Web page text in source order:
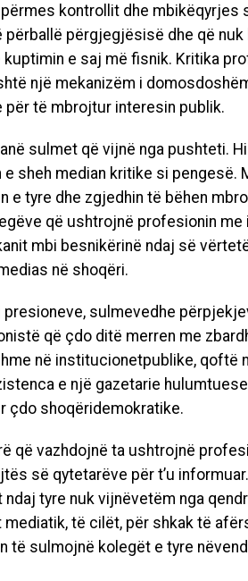
kontrollit dhe mbikëqyrjes
përgjegjësisë dhe që nuk
e saj më fisnik. Kritika
një mekanizëm i
për të mbrojtur interesin publik.
sulmet që vijnë nga pushteti.
sheh median kritike si pengesë.
e tyre dhe zgjedhin të bëhen
që ushtrojnë profesionin me
mbi besnikërinë ndaj së
në shoqëri.
presioneve, sulmevedhe
që çdo ditë merren me
në institucionetpublike, qoftë
e një gazetarie hulumtuese
çdo shoqëridemokratike.
që vazhdojnë ta ushtrojnë
së qytetarëve për t’u informuar.
ndaj tyre nuk vijnëvetëm nga
mediatik, të cilët, për shkak të
të sulmojnë kolegët e tyre në